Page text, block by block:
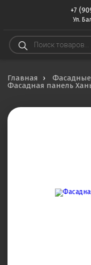
+7
Ул.
Поиск
товаров
Главная
Фасадная панель